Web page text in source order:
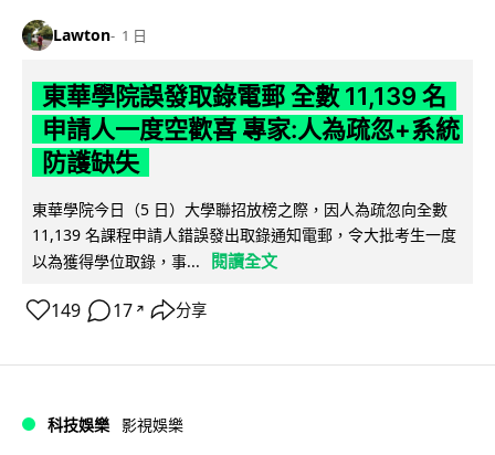
Lawton 1 日
東華學院誤發取錄電郵 全數 11,139 名
申請人一度空歡喜 專家:人為疏忽+系統
防護缺失
東華學院今日（5 日）大學聯招放榜之際，因人為疏忽向全數
11,139 名課程申請人錯誤發出取錄通知電郵，令大批考生一度
以為獲得學位取錄，事...
閱讀全文
149 17 ↗ 分享
科技娛樂 影視娛樂